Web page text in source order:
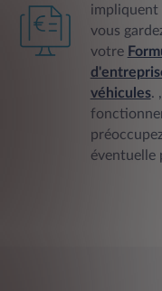
impliquent
vous
votre
véhicules.
éventuelle